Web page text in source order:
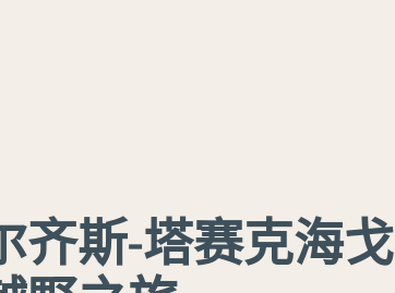
齐斯-塔赛克海戈